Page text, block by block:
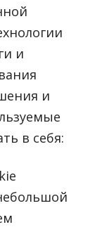
и
и
в себя: